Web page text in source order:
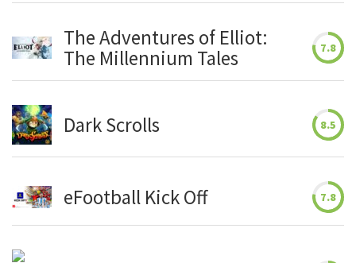
The Adventures of Elliot:
The Millennium Tales
7.8
Dark Scrolls 8.5
eFootball Kick Off 7.8